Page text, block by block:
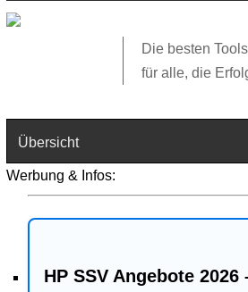
Die besten
für alle, die
Übersicht
Web
Werbung & Infos:
HP SSV Angebote 2026